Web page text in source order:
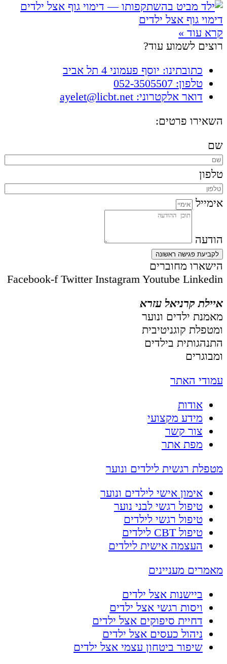
דימוי גוף אצל ילדים
קרא עוד »
רוצים לשמוע עוד?
כתובתינו: יוסף פעמוני 4 תל אביב
טלפון: 052-3505507
דואר אלקטרוני: ayelet@licbt.net
השאירו פרטים:
שם
טלפון
אימייל
הודעה
לקביעת פגישה ראשונה
הישארו מחוברים
Facebook-f Twitter Instagram Youtube Linkedin
איילת קרניאל עזרא
מאמנת ילדים ונוער
ומטפלת קוגניטיבית
התנהגותית בילדים
ומבוגרים
עמודי האתר
אודות
מידע מקצועי
צור קשר
מפת אתר
מטפלת רגשית לילדים ונוער
אימון אישי לילדים ונוער
טיפול רגשי לבני נוער
טיפול רגשי לילדים
טיפול CBT לילדים
העצמה אישית לילדים
מאמרים מעניינים
ביישנות אצל ילדים
ויסות רגשי אצל ילדים
דחיית סיפוקים אצל ילדים
ניהול כעסים אצל ילדים
שיפור ביטחון עצמי אצל ילדים